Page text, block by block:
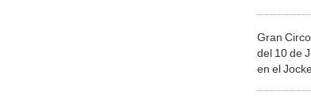
Gran
del 10 de
en el